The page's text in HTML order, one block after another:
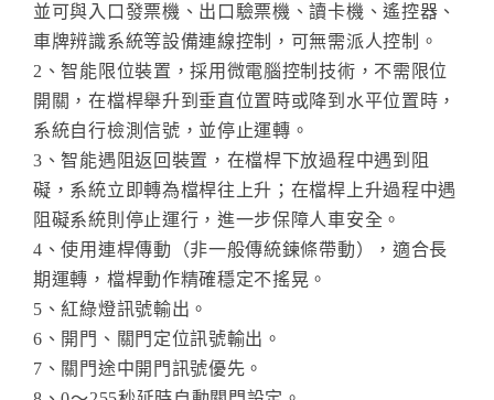
車輪檔防撞條系列
安全警示(週邊)設備系列
熱拌劃線系列
並可與入口發票機、出口驗票機、讀卡機、遙控器、
車牌辨識系統等設備連線控制，可無需派人控制。
2、智能限位裝置，採用微電腦控制技術，不需限位
開關，在檔桿舉升到垂直位置時或降到水平位置時，
系統自行檢測信號，並停止運轉。
3、智能遇阻返回裝置，在檔桿下放過程中遇到阻
礙，系統立即轉為檔桿往上升；在檔桿上升過程中遇
阻礙系統則停止運行，進一步保障人車安全。
4、使用連桿傳動（非一般傳統鍊條帶動），適合長
期運轉，檔桿動作精確穩定不搖晃。
5、紅綠燈訊號輸出。
6、開門、關門定位訊號輸出。
7、關門途中開門訊號優先。